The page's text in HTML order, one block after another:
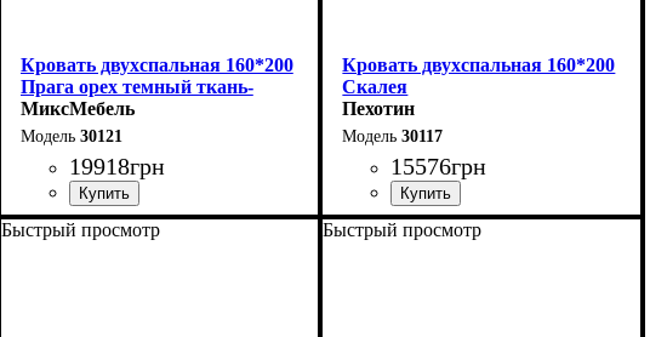
Кровать двухспальная 160*200
Прага орех темный ткань-
бежевая Серия-Элит
МиксМебель
30121
19918грн
Кровать двухспальная 160*200
Скалея
Пехотин
30117
15576грн
Быстрый просмотр Быстрый просмотр